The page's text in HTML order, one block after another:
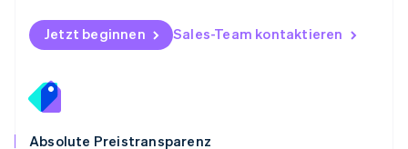
Jetzt beginnen Sales-Team kontaktieren
Absolute Preistransparenz
Schweden
Svenska English
Deutsch
Singapur
English
Slowakei